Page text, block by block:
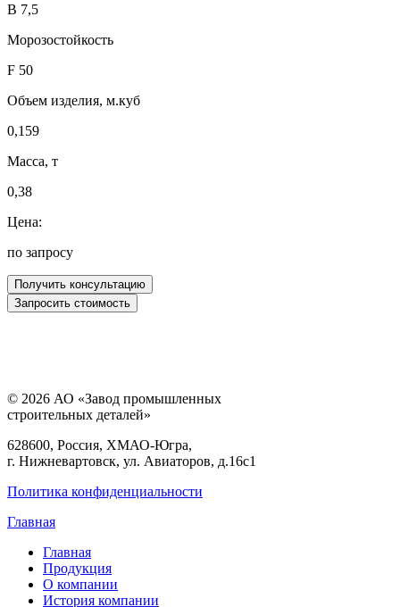
В 7,5
Морозостойкость
F 50
Объем изделия, м.куб
0,159
Масса, т
0,38
Цена:
по запросу
© 2026 АО «Завод промышленных
строительных деталей»
628600, Россия, ХМАО-Югра,
г. Нижневартовск, ул. Авиаторов, д.16с1
Политика конфиденциальности
Главная
Главная
Продукция
О компании
История компании